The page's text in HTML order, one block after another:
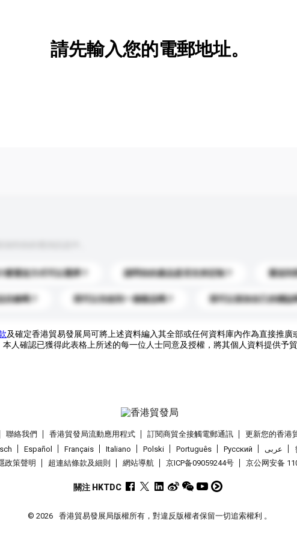
麼運送方式可以選擇？ 請問你的產品是否支持定制？ 運送到
目錄嗎？ 我可以先收到一個樣品嗎？ 我可以添加自己的標誌
請先輸入您的電郵地址。
及確定香港貿易發展局可將上述資料編入其全部或任何資料庫內作為直接推
人確認已獲得此表格上所述的每一位人士同意及授權，將其個人資料提供予
聯絡我們 香港貿發局流動應用程式 訂閱商貿全接觸電郵通訊 更新您的香港
Español Français Italiano Polski Português Pусский عربى
政策聲明 超連結條款及細則 網站導航 京ICP备09059244号 京公网安备
關注 HKTDC
© 2026 香港貿易發展局版權所有，對違反版權者保留一切追索權利 。